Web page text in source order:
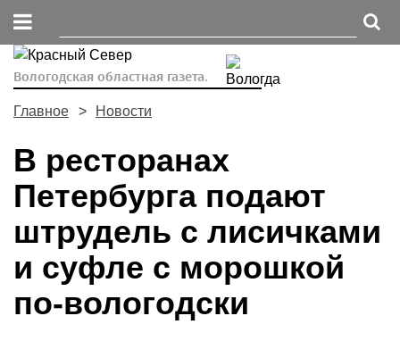
Вологодская областная газета.
Главное Новости
В ресторанах
Петербурга подают
штрудель с лисичками
и суфле с морошкой
по-вологодски